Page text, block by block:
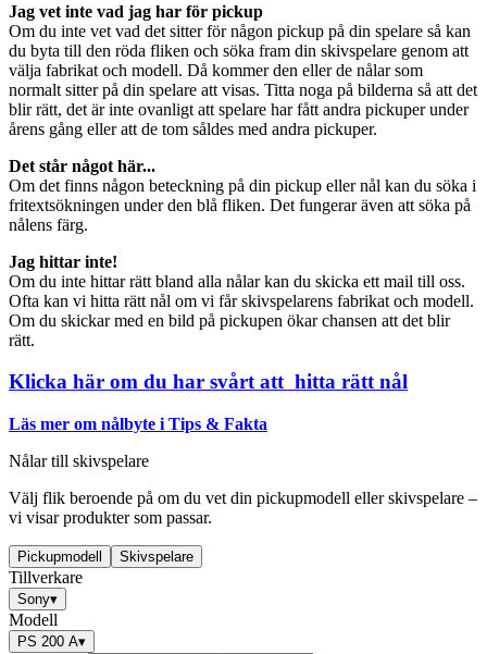
Jag vet inte vad jag har för pickup
Om du inte vet vad det sitter för någon pickup på din spelare så kan
du byta till den röda fliken och söka fram din skivspelare genom att
välja fabrikat och modell. Då kommer den eller de nålar som
normalt sitter på din spelare att visas. Titta noga på bilderna så att det
blir rätt, det är inte ovanligt att spelare har fått andra pickuper under
årens gång eller att de tom såldes med andra pickuper.
Det står något här...
Om det finns någon beteckning på din pickup eller nål kan du söka i
fritextsökningen under den blå fliken. Det fungerar även att söka på
nålens färg.
Jag hittar inte!
Om du inte hittar rätt bland alla nålar kan du skicka ett mail till oss.
Ofta kan vi hitta rätt nål om vi får skivspelarens fabrikat och modell.
Om du skickar med en bild på pickupen ökar chansen att det blir
rätt.
Klicka här om du har svårt att hitta rätt nål
Läs mer om nålbyte i Tips & Fakta
Nålar till skivspelare
Välj flik beroende på om du vet din pickupmodell eller skivspelare –
vi visar produkter som passar.
Pickupmodell Skivspelare
Tillverkare
Sony▾
Modell
PS 200 A▾